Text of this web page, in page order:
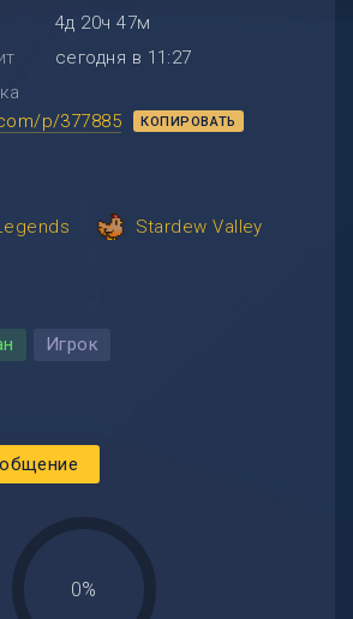
4д 20ч 47м
сегодня в 11:27
p/377885
КОПИРОВАТЬ
Stardew Valley
Игрок
0%